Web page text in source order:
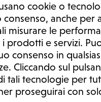
cookie o
anche per
misurare le
prodotti e servizi.
consenso in
Cliccando sul
tali tecnologie per
proseguirai con
sito non sono un consulto
o una diagnosi formulata dal
per la formulazione
di un farmaco senza